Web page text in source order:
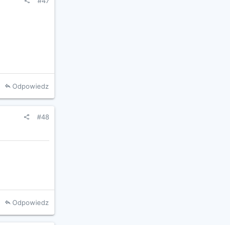
Odpowiedz
#48
Odpowiedz